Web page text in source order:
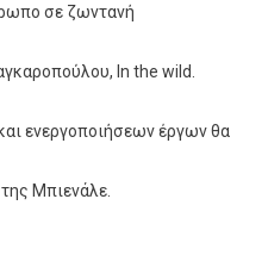
σε ζωντανή
In the wild.
ενεργοποιήσεων έργων θα
Μπιενάλε.